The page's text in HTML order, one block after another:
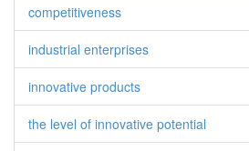
competitiveness
industrial enterprises
innovative products
the level of innovative potential